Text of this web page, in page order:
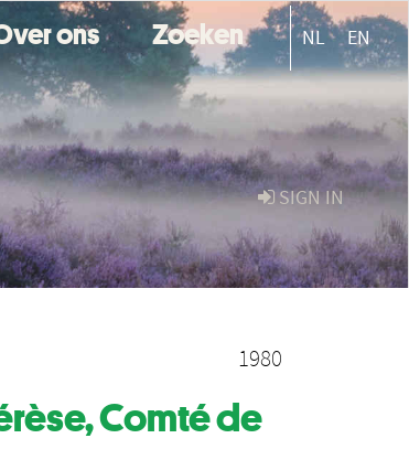
ons Zoeken NL EN
SIGN IN
1980
Comté de